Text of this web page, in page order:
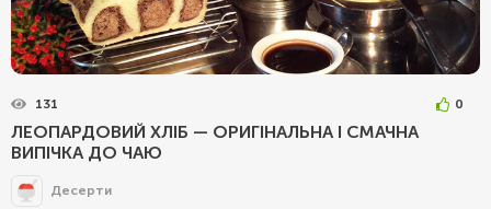
131 0
ЛЕОПАРДОВИЙ ХЛІБ — ОРИГІНАЛЬНА І СМАЧНА
ВИПІЧКА ДО ЧАЮ
Десерти